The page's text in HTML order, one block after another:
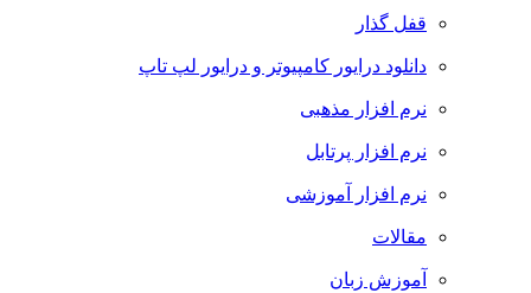
قفل گذار
دانلود درایور کامپیوتر و درایور لپ تاپ
نرم افزار مذهبی
نرم افزار پرتابل
نرم افزار آموزشی
مقالات
آموزش زبان